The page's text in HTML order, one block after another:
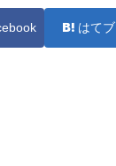
はてブ